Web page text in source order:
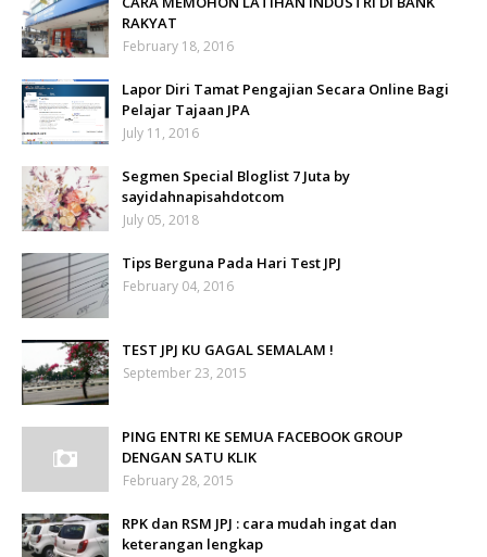
RAKYAT
February 18, 2016
Lapor Diri Tamat Pengajian Secara Online Bagi
Pelajar Tajaan JPA
July 11, 2016
Segmen Special Bloglist 7 Juta by
sayidahnapisahdotcom
July 05, 2018
Tips Berguna Pada Hari Test JPJ
February 04, 2016
TEST JPJ KU GAGAL SEMALAM !
September 23, 2015
PING ENTRI KE SEMUA FACEBOOK GROUP
DENGAN SATU KLIK
February 28, 2015
RPK dan RSM JPJ : cara mudah ingat dan
keterangan lengkap